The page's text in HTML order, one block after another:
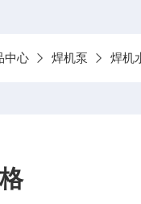
中心 焊机泵 焊机